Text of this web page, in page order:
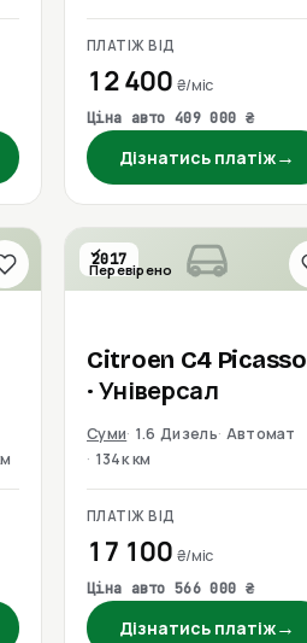
ПЛАТІЖ ВІД
12 400 ₴/міс
Ціна авто 409 000 ₴
Дізнатись платіж→
2017
Перевірено
Citroen C4 Picasso
· Універсал
Суми 1.6 Дизель Автомат
134к км
ПЛАТІЖ ВІД
17 100 ₴/міс
Ціна авто 566 000 ₴
Дізнатись платіж→